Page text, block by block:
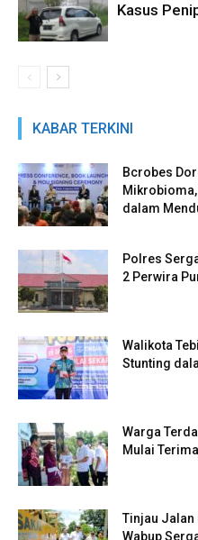
Kasus
KABAR TERKINI
Bcrobes
dalam
Polres
2 Perwira
Walikota
Stunting
Warga
Mulai
Tinjau
Wabup